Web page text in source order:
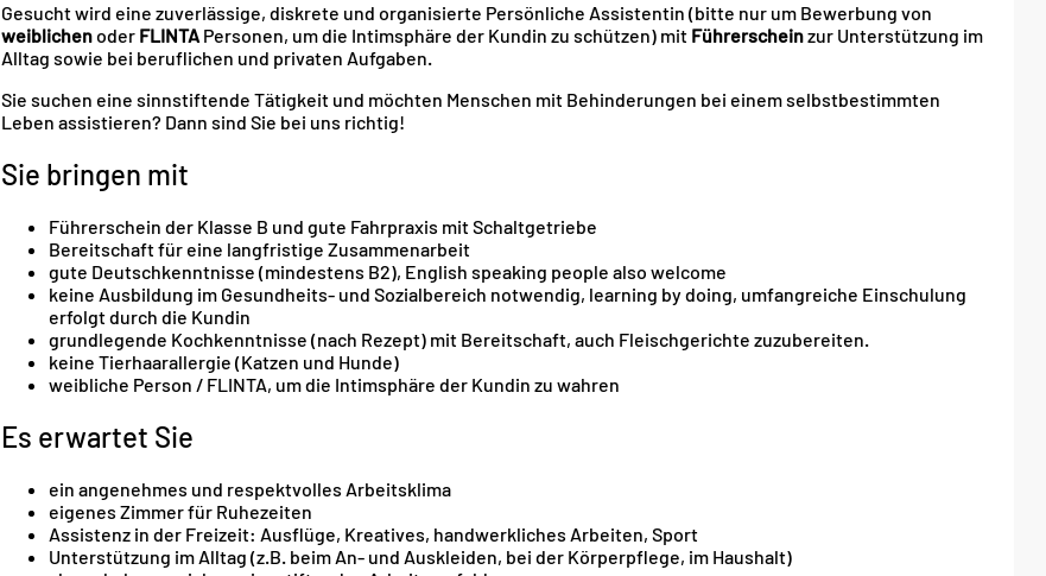
Gesucht wird eine zuverlässige, diskrete und organisierte Persönliche Assistentin (bitte nur um Bewerbung von
weiblichen oder FLINTA Personen, um die Intimsphäre der Kundin zu schützen) mit Führerscheinzur Unterstützung im
Alltag sowie bei beruflichen und privaten Aufgaben.
Sie suchen eine sinnstiftende Tätigkeit und möchten Menschen mit Behinderungen bei einem selbstbestimmten
Leben assistieren? Dann sind Sie bei uns richtig!
Sie bringen mit
Führerschein der Klasse B und gute Fahrpraxis mit Schaltgetriebe
Bereitschaft für eine langfristige Zusammenarbeit
gute Deutschkenntnisse (mindestens B2), English speaking people also welcome
keine Ausbildung im Gesundheits- und Sozialbereich notwendig, learning by doing, umfangreiche Einschulung
erfolgt durch die Kundin
grundlegende Kochkenntnisse (nach Rezept) mit Bereitschaft, auch Fleischgerichte zuzubereiten.
keine Tierhaarallergie (Katzen und Hunde)
weibliche Person / FLINTA, um die Intimsphäre der Kundin zu wahren
Es erwartet Sie
ein angenehmes und respektvolles Arbeitsklima
eigenes Zimmer für Ruhezeiten
Assistenz in der Freizeit: Ausflüge, Kreatives, handwerkliches Arbeiten, Sport
Unterstützung im Alltag (z.B. beim An- und Auskleiden, bei der Körperpflege, im Haushalt)